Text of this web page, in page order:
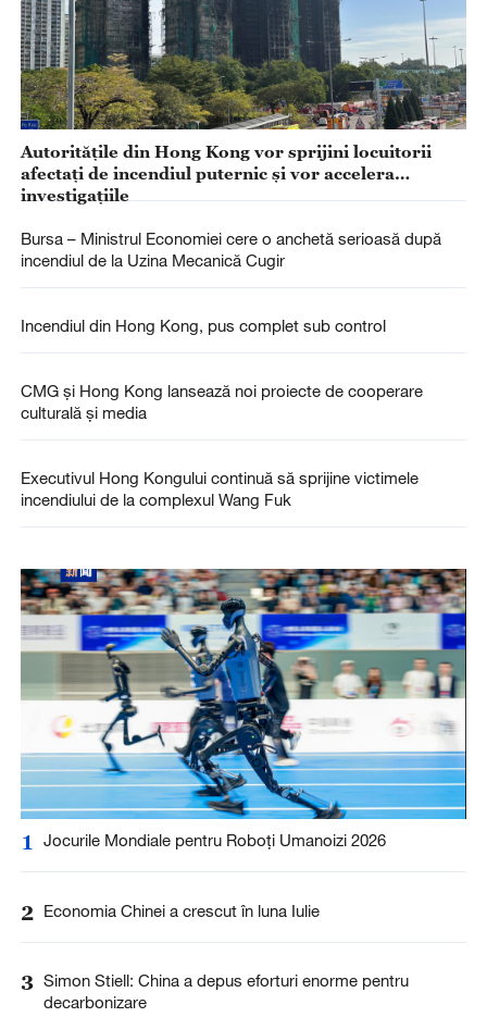
Autoritățile din Hong Kong vor sprijini locuitorii
afectați de incendiul puternic și vor accelera
investigațiile
Bursa – Ministrul Economiei cere o anchetă serioasă după
incendiul de la Uzina Mecanică Cugir
Incendiul din Hong Kong, pus complet sub control
CMG și Hong Kong lansează noi proiecte de cooperare
culturală și media
Executivul Hong Kongului continuă să sprijine victimele
incendiului de la complexul Wang Fuk
1 Jocurile Mondiale pentru Roboți Umanoizi 2026
2 Economia Chinei a crescut în luna Iulie
3 Simon Stiell: China a depus eforturi enorme pentru
decarbonizare